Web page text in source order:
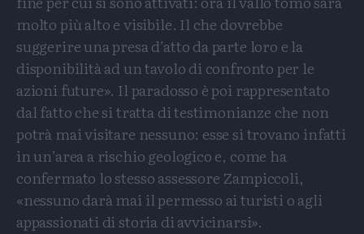
molto più alto e visibile. Il che dovrebbe
suggerire una presa d’atto da parte loro e la
disponibilità ad un tavolo di confronto per le
azioni future». Il paradosso è poi rappresentato
dal fatto che si tratta di testimonianze che non
potrà mai visitare nessuno: esse si trovano infatti
in un’area a rischio geologico e, come ha
confermato lo stesso assessore Zampiccoli,
«nessuno darà mai il permesso ai turisti o agli
appassionati di storia di avvicinarsi».